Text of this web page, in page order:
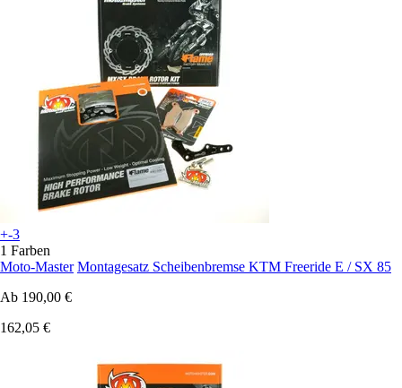
+-3
1 Farben
Moto-Master Montagesatz Scheibenbremse KTM Freeride E / SX 85
Ab 190,00 €
162,05 €